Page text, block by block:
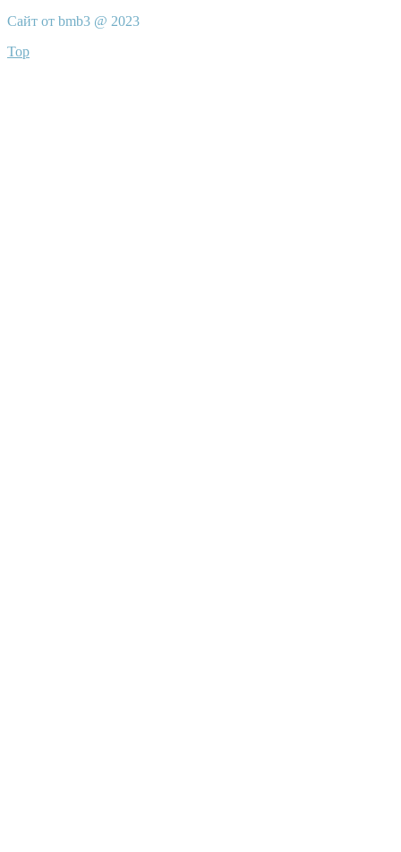
Сайт от bmb3 @ 2023
Top